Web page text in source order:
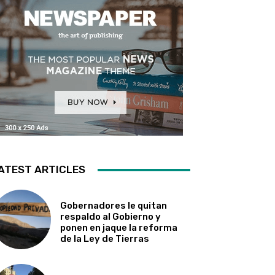
ARTICLES
Gobernadores le quitan
respaldo al Gobierno y
ponen en jaque la reforma
de la Ley de Tierras